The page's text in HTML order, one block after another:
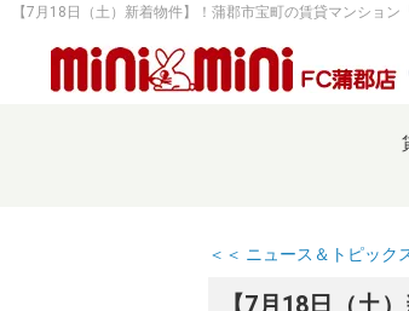
＜＜ ニュース＆トピック
【7月18日（土